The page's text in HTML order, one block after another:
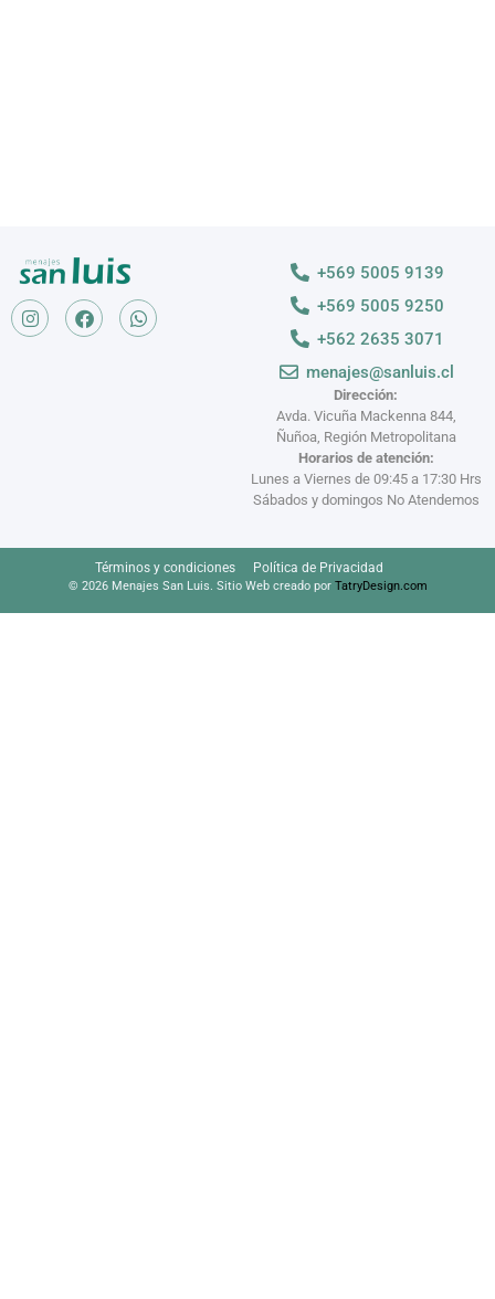
Dirección:
Avda. Vicuña Mackenna 844,
Ñuñoa, Región Metropolitana
Horarios de atención:
Lunes a Viernes de 09:45 a 17:30 Hrs
Sábados y domingos No Atendemos
+569 5005 9139
+569 5005 9250
+562 2635 3071
menajes@sanluis.cl
Términos y condiciones Política de Privacidad
© 2026 Menajes San Luis. Sitio Web creado por TatryDesign.com